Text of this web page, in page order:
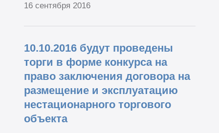
16 сентября 2016
10.10.2016 будут проведены
торги в форме конкурса на
право заключения договора на
размещение и эксплуатацию
нестационарного торгового
объекта